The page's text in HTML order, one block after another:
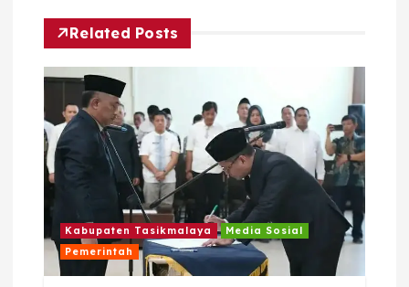
p
o
s
Related Posts
Kabupaten Tasikmalaya
Media Sosial
Pemerintah